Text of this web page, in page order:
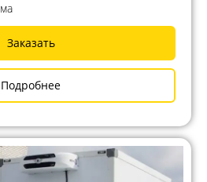
Заказать
Подробнее